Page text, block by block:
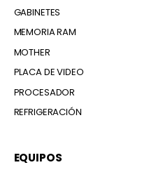
GABINETES
MEMORIA RAM
MOTHER
PLACA DE VIDEO
PROCESADOR
REFRIGERACIÓN
EQUIPOS